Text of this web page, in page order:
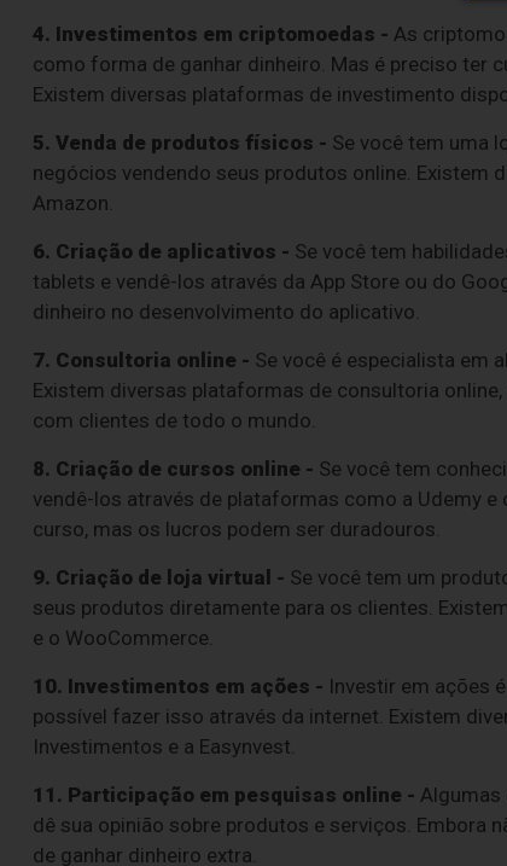
4. Investimentos em criptomoedas - As
como forma de ganhar dinheiro. Mas é preciso ter
Existem diversas plataformas de investimento
5. Venda de produtos físicos - Se você tem uma
negócios vendendo seus produtos online. Existem
Amazon.
6. Criação de aplicativos - Se você tem
tablets e vendê-los através da App Store ou do
dinheiro no desenvolvimento do aplicativo.
7. Consultoria online - Se você é especialista em
Existem diversas plataformas de consultoria
com clientes de todo o mundo.
8. Criação de cursos online - Se você tem
vendê-los através de plataformas como a Udemy
curso, mas os lucros podem ser duradouros.
9. Criação de loja virtual - Se você tem um
seus produtos diretamente para os clientes.
e o WooCommerce.
10. Investimentos em ações - Investir em ações
possível fazer isso através da internet. Existem
Investimentos e a Easynvest.
11. Participação em pesquisas online - Algumas
dê sua opinião sobre produtos e serviços. Embora
de ganhar dinheiro extra.